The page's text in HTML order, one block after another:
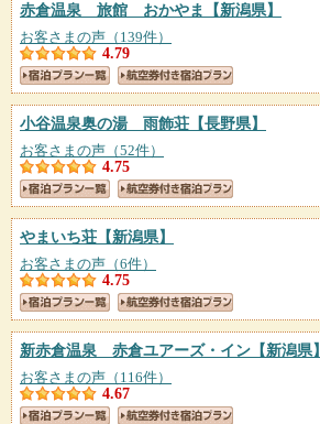
赤倉温泉 旅館 おかやま 【新潟県】
お客さまの声（139件）
4.79
小谷温泉奥の湯 雨飾荘 【長野県】
お客さまの声（52件）
4.75
やまいち荘 【新潟県】
お客さまの声（6件）
4.75
新赤倉温泉 赤倉ユアーズ・イン 【新潟県】
お客さまの声（116件）
4.67